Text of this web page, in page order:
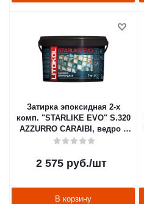
Затирка эпоксидная 2-х
комп. "STARLIKE EVO" S.320
AZZURRO CARAIBI, ведро 1
кг (1) LITOKOL
2 575руб./шт
В корзину